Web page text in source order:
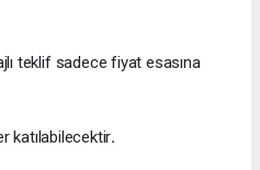
teklif sadece fiyat esasına
katılabilecektir.